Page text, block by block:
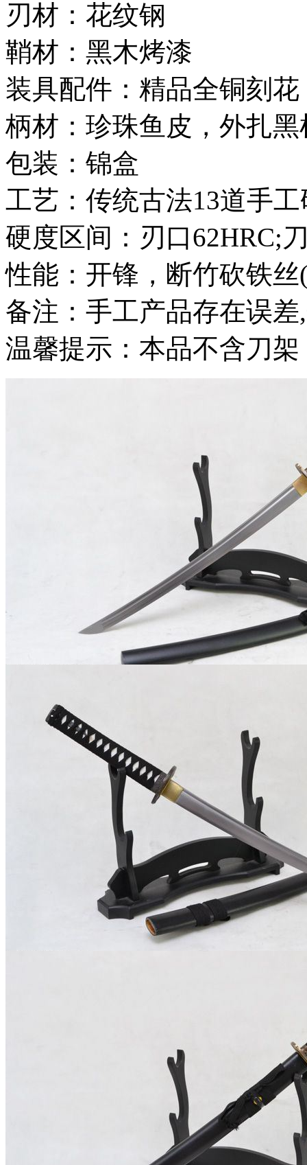
刃材：花纹钢
鞘材：黑木烤漆
装具配件：精品全铜刻花
柄材：珍珠鱼皮，外扎
包装：锦盒
工艺：传统古法13道手
硬度区间：刃口62HRC;
性能：开锋，断竹砍铁
备注：手工产品存在误
温馨提示：本品不含刀